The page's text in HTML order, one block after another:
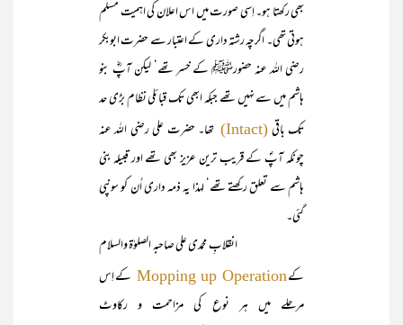
بھی رکھتا ہو۔ اِسی صورت میں اس اعلان کی اہمیت مسلّم
ہوتی تھی۔ اگرچہ رشتہ داری کے اعتبار سے حضرت ابوبکر
رضی اللہ عنہ حضورﷺ کے خسر تھے‘ لیکن آپؓ بنو
ہاشم میں سے نہیں تھے جبکہ ابھی تک قبائلی نظام بڑی حد
تک باقی (Intact)
تھا۔ حضرت علی رضی اللہ عنہ
چونکہ آپؐ کے قریب ترین عزیز بھی تھے اور قبیلہ بنی
ہاشم سے تعلق رکھتے تھے‘ لہذا یہ ذمہ داری اُن کو سونپی
گئی۔
انقلابِ محمدی علی صاحبہ الصلوٰۃ والسلام
کےMopping up Operation کے اِس
مرحلے میں ہر نوع کی مزاحمت و رکاوٹ